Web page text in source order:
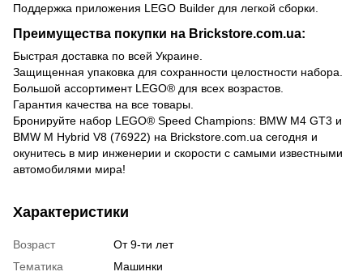
Поддержка приложения LEGO Builder для легкой сборки.
Преимущества покупки на Brickstore.com.ua:
Быстрая доставка по всей Украине.
Защищенная упаковка для сохранности целостности набора.
Большой ассортимент LEGO® для всех возрастов.
Гарантия качества на все товары.
Бронируйте набор LEGO® Speed Champions: BMW M4 GT3 и
BMW M Hybrid V8 (76922) на Brickstore.com.ua сегодня и
окунитесь в мир инженерии и скорости с самыми известными
автомобилями мира!
Характеристики
Возраст
От 9-ти лет
Тематика
Машинки